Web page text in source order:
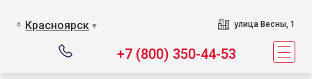
Красноярск ▼ улица Весны, 1
+7 (800) 350-44-53